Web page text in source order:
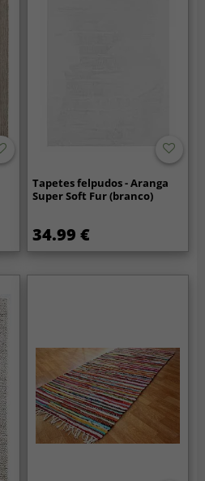
Tapetes felpudos - Aranga
Super Soft Fur (branco)
34.99 €